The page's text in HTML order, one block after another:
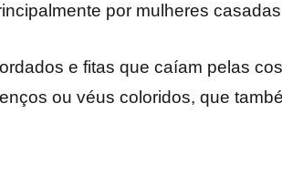
por mulheres
e fitas que caíam pelas
ou véus coloridos, que